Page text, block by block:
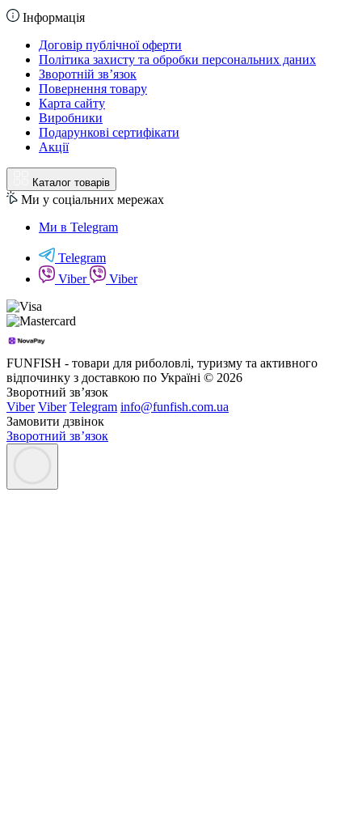
Інформація
Договір публічної оферти
Політика захисту та обробки персональних даних
Зворотній зв’язок
Повернення товару
Карта сайту
Виробники
Подарункові сертифікати
Акції
Каталог товарів
Ми у соціальних мережах
Ми в Telegram
Telegram
Viber
Viber
FUNFISH - товари для риболовлі, туризму та активного
відпочинку з доставкою по Україні © 2026
Зворотний зв’язок
Viber Viber Telegram info@funfish.com.ua
Замовити дзвінок
Зворотний зв’язок